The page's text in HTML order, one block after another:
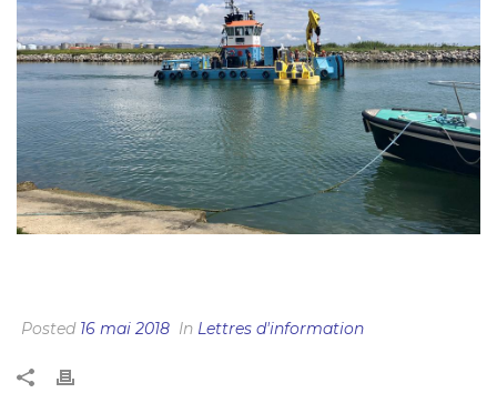
Posted 16 mai 2018 In Lettres d'information